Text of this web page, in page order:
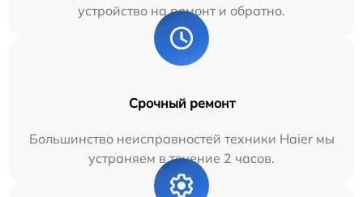
устройство на ремонт и обратно.
Срочный ремонт
Большинство неисправностей техники Haier мы
устраняем в течение 2 часов.